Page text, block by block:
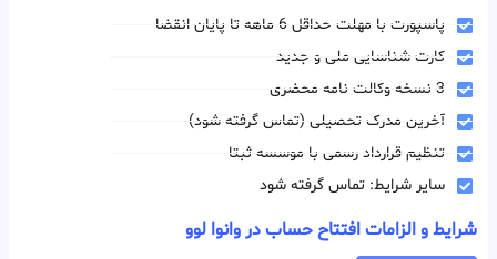
پاسپورت با مهلت حداقل 6 ماهه تا پایان انقضا
کارت شناسایی ملی و جدید
3 نسخه وکالت نامه محضری
آخرین مدرک تحصیلی (تماس گرفته شود)
تنظیم قرارداد رسمی با موسسه ثبتا
سایر شرایط: تماس گرفته شود
شرایط و الزامات افتتاح حساب در وانوا لوو